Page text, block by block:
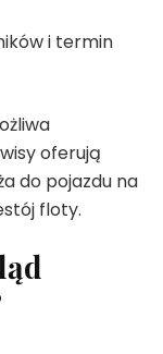
i termin
oferują
do pojazdu na
floty.